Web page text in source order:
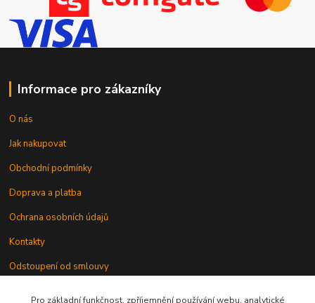
Informace pro zákazníky
O nás
Jak nakupovat
Obchodní podmínky
Doprava a platba
Ochrana osobních údajů
Kontakty
Odstoupení od smlouvy
Pro základní funkčnost, zpříjemnění používání webu, analytické